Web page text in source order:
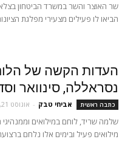
שר האוצר והשר במשרד הביטחון
הביאו לו פעילים מצעירי מפלגת
העדות הקשה של
נסראללה, סינוואר
כתבה ראשית אביחי טבק - אוגוסט 21, 2024
מילואים פעיל ובימים אלו נלחם